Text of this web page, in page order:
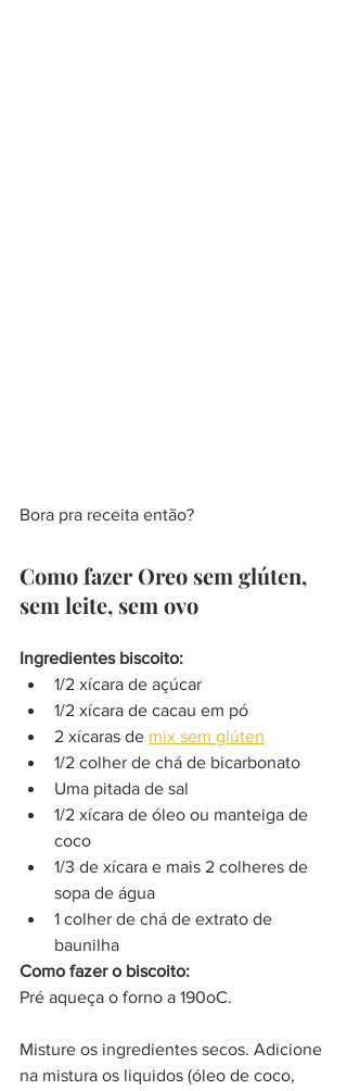
Bora pra receita então?
Como fazer Oreo sem glúten,
sem leite, sem ovo
Ingredientes biscoito:
1/2 xícara de açúcar
1/2 xícara de cacau em pó
2 xícaras de mix sem glúten
1/2 colher de chá de bicarbonato
Uma pitada de sal
1/2 xícara de óleo ou manteiga de
coco
1/3 de xícara e mais 2 colheres de
sopa de água
1 colher de chá de extrato de
baunilha
Como fazer o biscoito:
Pré aqueça o forno a 190oC.
Misture os ingredientes secos. Adicione
na mistura os liquidos (óleo de coco,